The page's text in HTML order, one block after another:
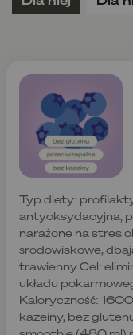
Typ diety:
antyoksydacyjna,
narażone na stres
środowiskowe,
trawienny Cel:
układu
Kaloryczność:
kazeiny, bez